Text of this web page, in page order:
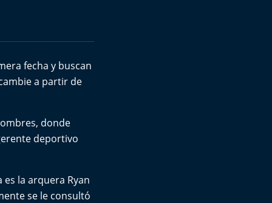
fecha y buscan
a partir de
donde
deportivo
es la arquera Ryan
se le consultó